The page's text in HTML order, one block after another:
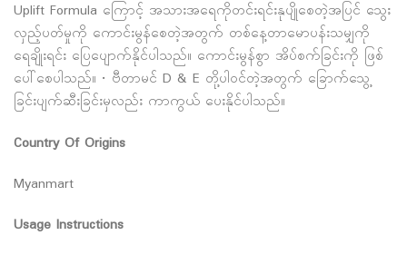
Uplift Formula ကြောင့် အသားအရေကိုတင်းရင်းနုပျိုစေတဲ့အပြင် သွေး
လှည့်ပတ်မှုကို ကောင်းမွန်စေတဲ့အတွက် တစ်နေ့တာမောပန်းသမျှကို
ရေချိုးရင်း ပြေပျောက်နိုင်ပါသည်။ ကောင်းမွန်စွာ အိပ်စက်ခြင်းကို ဖြစ်
ပေါ်စေပါသည်။ • ဗီတာမင် D & E တို့ပါဝင်တဲ့အတွက် ခြောက်သွေ့
ခြင်းပျက်ဆီးခြင်းမှလည်း ကာကွယ် ပေးနိုင်ပါသည်။
Country Of Origins
Myanmart
Usage Instructions